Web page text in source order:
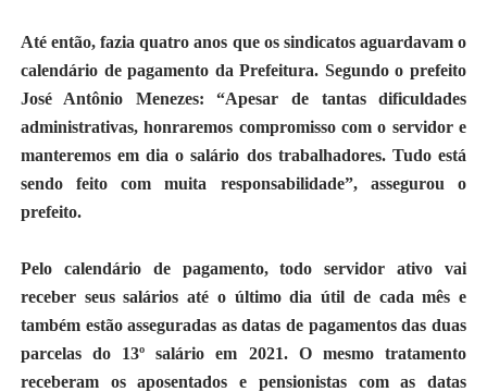
Até então, fazia quatro anos que os sindicatos aguardavam o
calendário de pagamento da Prefeitura. Segundo o prefeito
José Antônio Menezes: “Apesar de tantas dificuldades
administrativas, honraremos compromisso com o servidor e
manteremos em dia o salário dos trabalhadores. Tudo está
sendo feito com muita responsabilidade”, assegurou o
prefeito.
Pelo calendário de pagamento, todo servidor ativo vai
receber seus salários até o último dia útil de cada mês e
também estão asseguradas as datas de pagamentos das duas
parcelas do 13º salário em 2021. O mesmo tratamento
receberam os aposentados e pensionistas com as datas